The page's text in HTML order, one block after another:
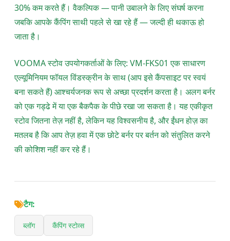
30% कम करते हैं। वैकल्पिक — पानी उबालने के लिए संघर्ष करना
जबकि आपके कैंपिंग साथी पहले से खा रहे हैं — जल्दी ही थकाऊ हो
जाता है।
VOOMA स्टोव उपयोगकर्ताओं के लिए: VM-FKS01 एक साधारण
एल्यूमिनियम फॉयल विंडस्क्रीन के साथ (आप इसे कैंपसाइट पर स्वयं
बना सकते हैं) आश्चर्यजनक रूप से अच्छा प्रदर्शन करता है। अलग बर्नर
को एक गड्ढे में या एक बैकपैक के पीछे रखा जा सकता है। यह एकीकृत
स्टोव जितना तेज़ नहीं है, लेकिन यह विश्वसनीय है, और ईंधन होज़ का
मतलब है कि आप तेज़ हवा में एक छोटे बर्नर पर बर्तन को संतुलित करने
की कोशिश नहीं कर रहे हैं।
टैग:
ब्लॉग कैंपिंग स्टोव्स